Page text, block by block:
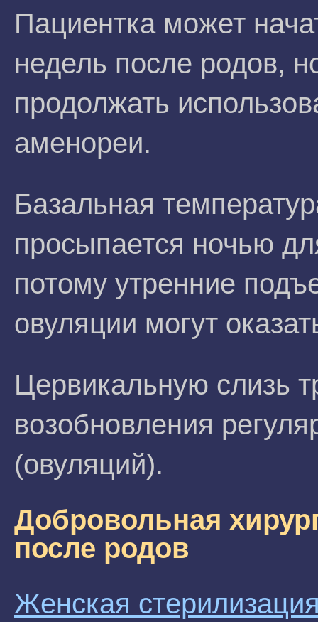
Пациентка может
недель после родов,
продолжать
аменореи.
Базальная
просыпается ночью
потому утренние
овуляции могут
Цервикальную слизь
возобновления
(овуляций).
Добровольная
после родов
Женская